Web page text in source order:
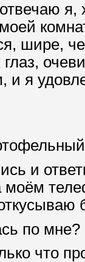
шире,
и я
и
по мне?
что